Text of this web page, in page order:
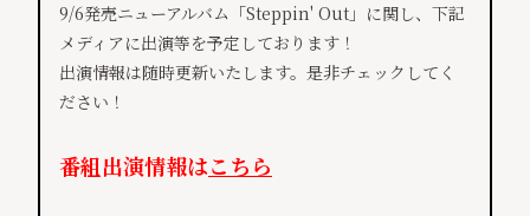
​9/6発売ニューアルバム「Steppin' Out」に関し、​下記
メディアに​​出演等を予定しております​！​​
出演情報は随時更新いたします。是非チェックしてく
ださい！
番組出演情報はこちら